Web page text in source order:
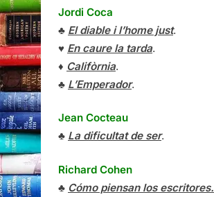
Jordi Coca
♣ El diable i l’home just.
♥ En caure la tarda.
♦ Califòrnia.
♣ L’Emperador.
Jean Cocteau
♣ La dificultat de ser.
Richard Cohen
♣ Cómo piensan los escritores.